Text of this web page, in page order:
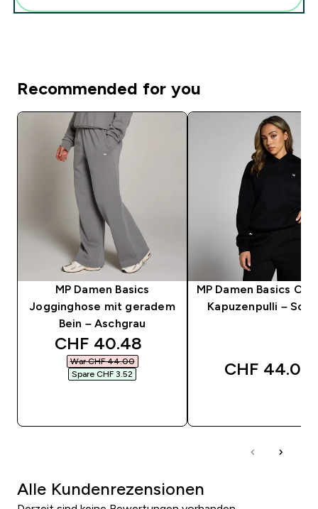
Recommended for you
MP Damen Basics
Jogginghose mit geradem
Bein – Aschgrau
discounted price
CHF 40.48‎
War CHF 44.00‎
Spare CHF 3.52‎
MP Damen Basics
Kapuzenpulli –
CHF 44.00‎
Alle Kundenrezensionen